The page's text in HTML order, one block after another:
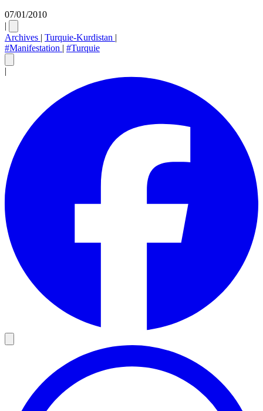
07/01/2010
|
Archives | Turquie-Kurdistan |
#Manifestation | #Turquie
|